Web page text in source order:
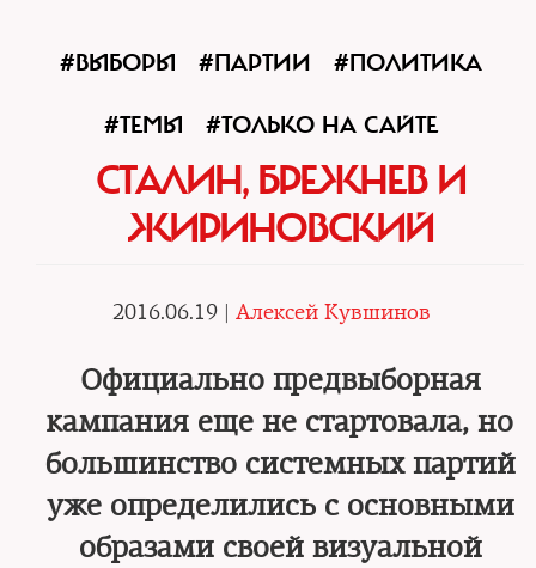
#ВЫБОРЫ #ПАРТИИ #ПОЛИТИКА
#ТЕМЫ #ТОЛЬКО НА САЙТЕ
СТАЛИН, БРЕЖНЕВ И
ЖИРИНОВСКИЙ
2016.06.19 | Алексей Кувшинов
Официально предвыборная
кампания еще не стартовала, но
большинство системных партий
уже определились с основными
образами своей визуальной